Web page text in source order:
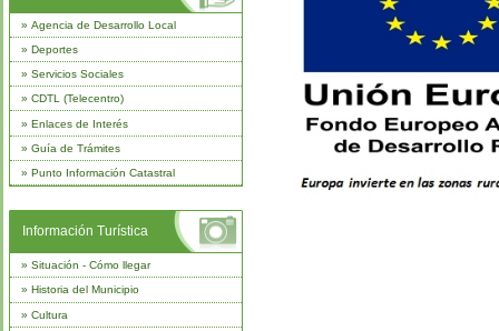
» Agencia de Desarrollo Local
» Deportes
» Servicios Sociales
» CDTL (Telecentro)
» Enlaces de Interés
» Guía de Trámites
» Punto Información Catastral
Información Turística
» Situación - Cómo llegar
» Historia del Municipio
» Cultura